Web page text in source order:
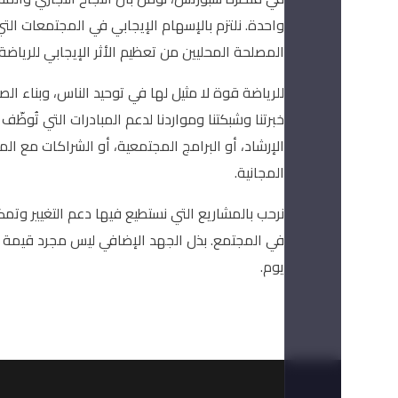
واحدة. نلتزم بالإسهام الإيجابي في المجتمعات
المصلحة المحليين من تعظيم الأثر الإيجابي
للرياضة قوة لا مثيل لها في توحيد الناس، وبناء
خبرتنا وشبكتنا ومواردنا لدعم المبادرات التي
الإرشاد، أو البرامج المجتمعية، أو الشراكات مع
المجانية.
نرحب بالمشاريع التي نستطيع فيها دعم التغيير
في المجتمع. بذل الجهد الإضافي ليس مجرد
يوم.